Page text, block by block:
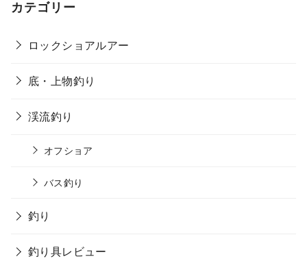
カテゴリー
ロックショアルアー
底・上物釣り
渓流釣り
オフショア
バス釣り
釣り
釣り具レビュー